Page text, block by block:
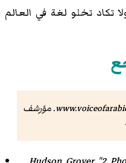
تكاد تخلو لغة في العالم
. مؤرشف
.